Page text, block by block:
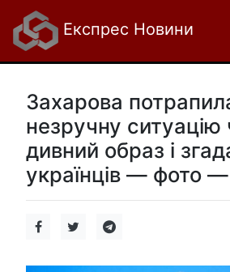
Експрес Новини
Захарова
незручну ситуацію
дивний образ і
українців — фото